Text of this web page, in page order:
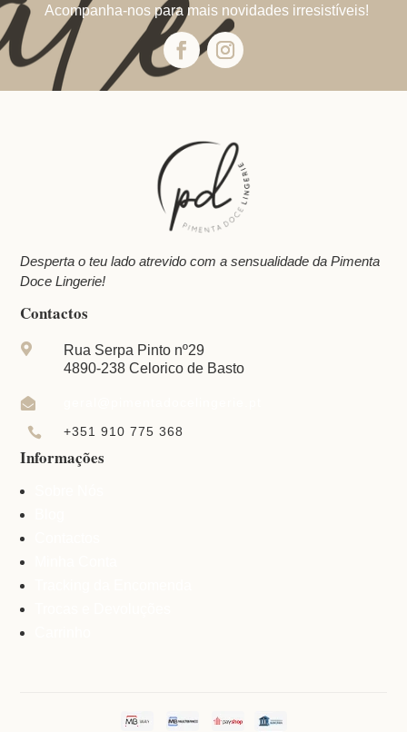
Acompanha-nos para mais novidades irresistíveis!
Desperta o teu lado atrevido com a sensualidade da Pimenta
Doce Lingerie!
Contactos

Rua Serpa Pinto nº29
4890-238 Celorico de Basto

 +351 910 775 368
Informações